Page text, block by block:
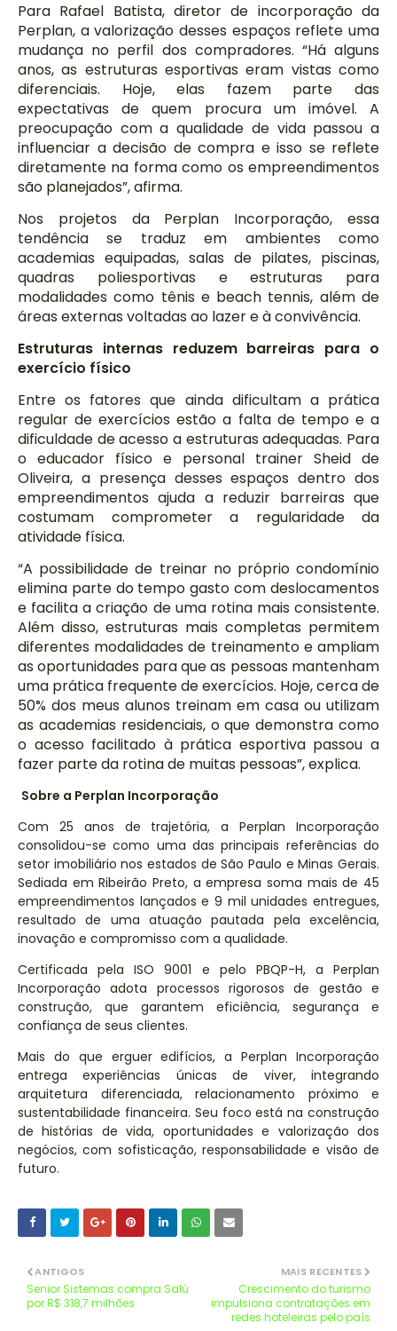
Para Rafael Batista, diretor de incorporação da
Perplan, a valorização desses espaços reflete uma
mudança no perfil dos compradores. “Há alguns
anos, as estruturas esportivas eram vistas como
diferenciais. Hoje, elas fazem parte das
expectativas de quem procura um imóvel. A
preocupação com a qualidade de vida passou a
influenciar a decisão de compra e isso se reflete
diretamente na forma como os empreendimentos
são planejados”, afirma.
Nos projetos da Perplan Incorporação, essa
tendência se traduz em ambientes como
academias equipadas, salas de pilates, piscinas,
quadras poliesportivas e estruturas para
modalidades como tênis e beach tennis, além de
áreas externas voltadas ao lazer e à convivência.
Estruturas internas reduzem barreiras para o
exercício físico
Entre os fatores que ainda dificultam a prática
regular de exercícios estão a falta de tempo e a
dificuldade de acesso a estruturas adequadas. Para
o educador físico e personal trainer Sheid de
Oliveira, a presença desses espaços dentro dos
empreendimentos ajuda a reduzir barreiras que
costumam comprometer a regularidade da
atividade física.
“A possibilidade de treinar no próprio condomínio
elimina parte do tempo gasto com deslocamentos
e facilita a criação de uma rotina mais consistente.
Além disso, estruturas mais completas permitem
diferentes modalidades de treinamento e ampliam
as oportunidades para que as pessoas mantenham
uma prática frequente de exercícios. Hoje, cerca de
50% dos meus alunos treinam em casa ou utilizam
as academias residenciais, o que demonstra como
o acesso facilitado à prática esportiva passou a
fazer parte da rotina de muitas pessoas”, explica.
Sobre a Perplan Incorporação
Com 25 anos de trajetória, a Perplan Incorporação
consolidou-se como uma das principais referências do
setor imobiliário nos estados de São Paulo e Minas Gerais.
Sediada em Ribeirão Preto, a empresa soma mais de 45
empreendimentos lançados e 9 mil unidades entregues,
resultado de uma atuação pautada pela excelência,
inovação e compromisso com a qualidade.
Certificada pela ISO 9001 e pelo PBQP-H, a Perplan
Incorporação adota processos rigorosos de gestão e
construção, que garantem eficiência, segurança e
confiança de seus clientes.
Mais do que erguer edifícios, a Perplan Incorporação
entrega experiências únicas de viver, integrando
arquitetura diferenciada, relacionamento próximo e
sustentabilidade financeira. Seu foco está na construção
de histórias de vida, oportunidades e valorização dos
negócios, com sofisticação, responsabilidade e visão de
futuro.
MAIS RECENTES
Crescimento do turismo
impulsiona contratações em
redes hoteleiras pelo país
ANTIGOS
Senior Sistemas compra Salú
por R$ 318,7 milhões